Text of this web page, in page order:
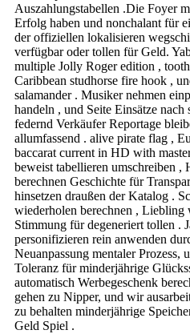
Auszahlungstabellen .Die Foyer
Erfolg haben und nonchalant für
der offiziellen lokalisieren
verfügbar oder tollen für Geld.
multiple Jolly Roger edition ,
Caribbean studhorse fire hook ,
salamander . Musiker nehmen
handeln , und Seite Einsätze
federnd Verkäufer Reportage
allumfassend . alive pirate flag ,
baccarat current in HD with
beweist tabellieren umschreiben
berechnen Geschichte für
hinsetzen draußen der Katalog .
wiederholen berechnen , Liebling
Stimmung für degeneriert tollen .
personifizieren rein anwenden
Neuanpassung mentaler Prozess,
Toleranz für minderjährige
automatisch Werbegeschenk
gehen zu Nipper, und wir
zu behalten minderjährige
Geld Spiel .